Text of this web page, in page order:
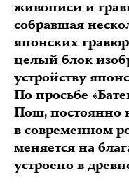
живописи и
собравшая
японских
целый блок
устройству
По просьбе
Пош, постоянно
в современном
меняется на
устроено в